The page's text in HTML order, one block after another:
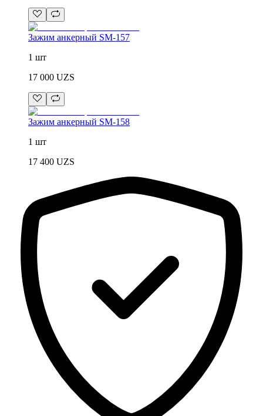
Зажим анкерный SM-157
1 шт
17 000 UZS
Зажим анкерный SM-158
1 шт
17 400 UZS